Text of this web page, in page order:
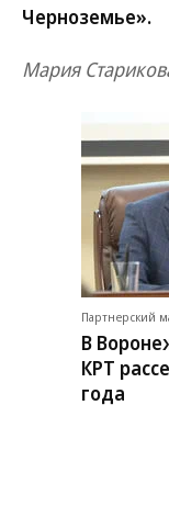
Черноземье».
Мария
Партнерский
В
КРТ
года